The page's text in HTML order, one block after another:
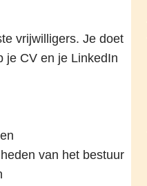
vrijwilligers. Je doet
je CV en je LinkedIn
van het bestuur